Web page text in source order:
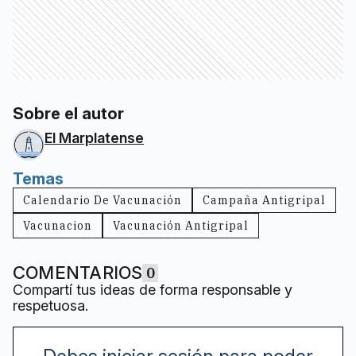
Sobre el autor
El Marplatense
Temas
Calendario De Vacunación
Campaña Antigripal
Vacunacion
Vacunación Antigripal
COMENTARIOS 0
Compartí tus ideas de forma responsable y
respetuosa.